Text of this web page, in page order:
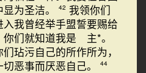
为圣洁。
42 我领你们
我曾经举手盟誓要赐给
你们就知道我是 主*。
玷污自己的所作所为，
恶事而厌恶自己。
44